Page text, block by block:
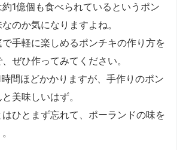
1億個も食べられているというポン
のか気になりますよね。
手軽に楽しめるポンチキの作り方を
ぜひ作ってみてください。
間ほどかかりますが、手作りのポン
美味しいはず。
ひとまず忘れて、ポーランドの味を